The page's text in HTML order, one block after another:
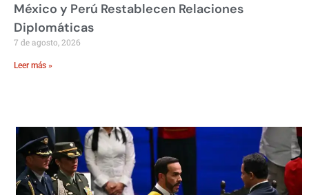
México y Perú Restablecen Relaciones
Diplomáticas
7 de agosto, 2026
Leer más »